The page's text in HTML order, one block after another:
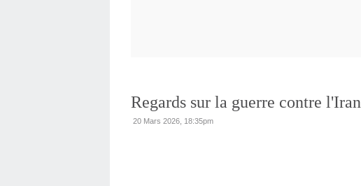
Regards sur la guerre contre l'Iran
20 Mars 2026, 18:35pm